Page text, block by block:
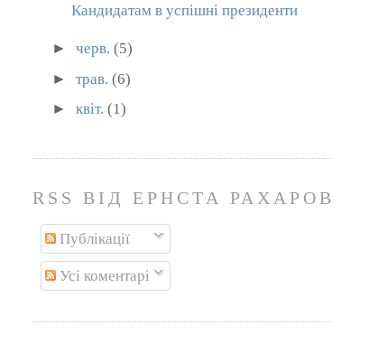
Кандидатам в успішні президенти
► черв. (5)
► трав. (6)
► квіт. (1)
RSS ВІД ЕРНСТА РАХАРОВА
Публікації
Усі коментарі